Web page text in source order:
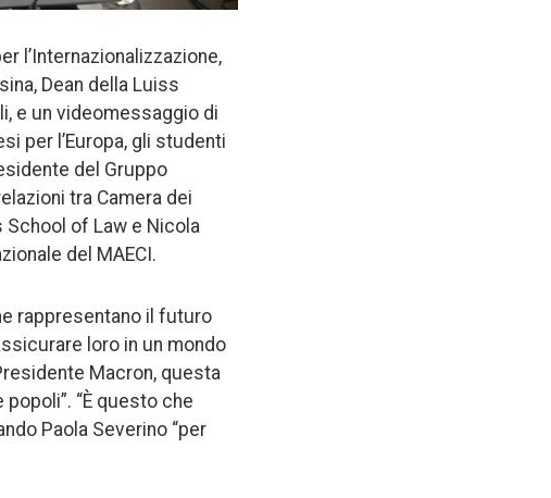
l’Internazionalizzazione,
Dean della Luiss
e un videomessaggio di
per l’Europa, gli studenti
del Gruppo
tra Camera dei
School of Law e Nicola
del MAECI.
rappresentano il futuro
loro in un mondo
Macron, questa
“È questo che
Paola Severino “per